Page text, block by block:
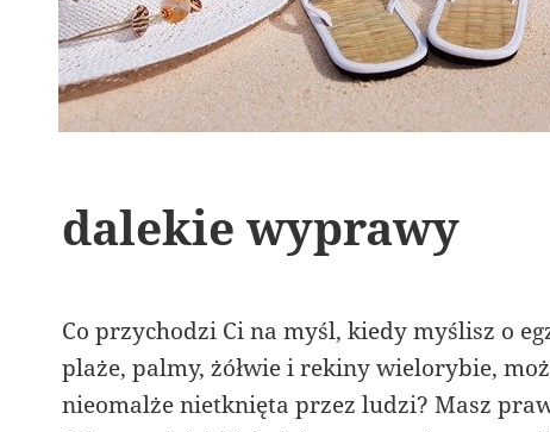
dalekie wyprawy
Co przychodzi Ci na myśl, kiedy myślisz o
plaże, palmy, żółwie i rekiny wielorybie,
nieomalże nietknięta przez ludzi? Masz